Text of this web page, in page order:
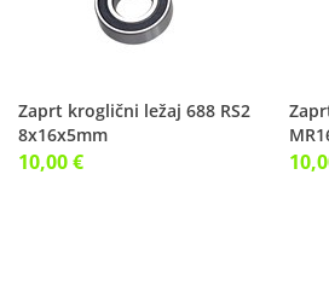
Zaprt kroglični ležaj 688 RS2
8x16x5mm
10,00 €
CB-